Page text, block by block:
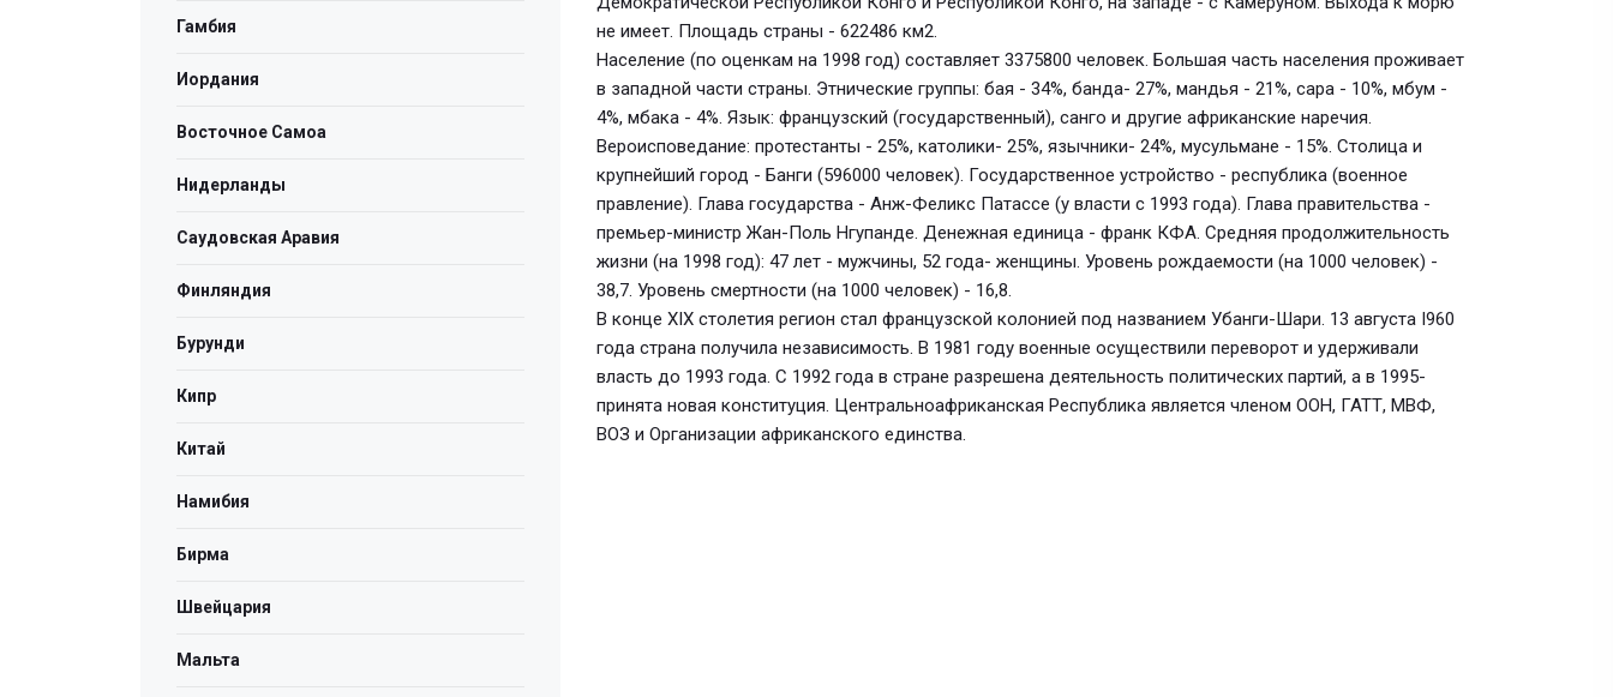
не имеет. Площадь страны - 622486 км2.
Население (по оценкам на 1998 год) составляет 3375800 человек. Большая часть населения проживает
в западной части страны. Этнические группы: бая - 34%, банда- 27%, мандья - 21%, сара - 10%, мбум -
4%, мбака - 4%. Язык: французский (государственный), санго и другие африканские наречия.
Вероисповедание: протестанты - 25%, католики- 25%, язычники- 24%, мусульмане - 15%. Столица и
крупнейший город - Банги (596000 человек). Государственное устройство - республика (военное
правление). Глава государства - Анж-Феликс Патассе (у власти с 1993 года). Глава правительства -
премьер-министр Жан-Поль Нгупанде. Денежная единица - франк КФА. Средняя продолжительность
жизни (на 1998 год): 47 лет - мужчины, 52 года- женщины. Уровень рождаемости (на 1000 человек) -
38,7. Уровень смертности (на 1000 человек) - 16,8.
В конце XIX столетия регион стал французской колонией под названием Убанги-Шари. 13 августа I960
года страна получила независимость. В 1981 году военные осуществили переворот и удерживали
власть до 1993 года. С 1992 года в стране разрешена деятельность политических партий, а в 1995-
принята новая конституция. Центральноафриканская Республика является членом ООН, ГАТТ, МВФ,
ВОЗ и Организации африканского единства.
Гамбия
Иордания
Восточное Самоа
Нидерланды
Саудовская Аравия
Финляндия
Бурунди
Кипр
Китай
Намибия
Бирма
Швейцария
Мальта